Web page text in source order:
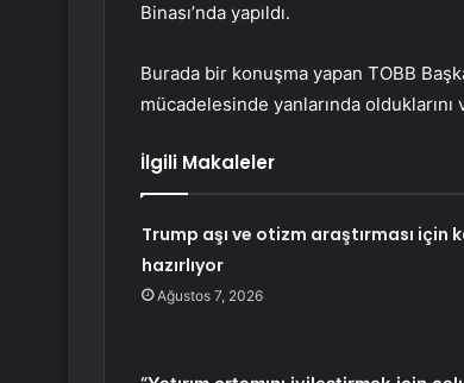
Binası’nda yapıldı.
Burada bir konuşma yapan TOBB
mücadelesinde yanlarında
İlgili Makaleler
Trump aşı ve otizm araştırması için
hazırlıyor
Ağustos 7, 2026